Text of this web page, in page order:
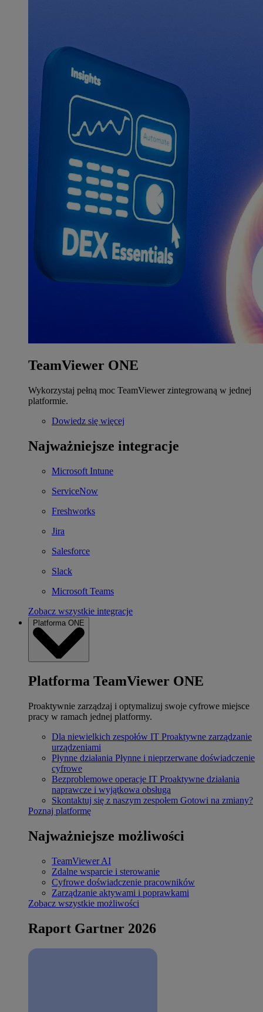
TeamViewer ONE
Wykorzystaj pełną moc TeamViewer zintegrowaną w jednej
platformie.
Dowiedz się więcej
Najważniejsze integracje
Microsoft Intune
ServiceNow
Freshworks
Jira
Salesforce
Slack
Microsoft Teams
Zobacz wszystkie integracje
Platforma ONE
Platforma TeamViewer ONE
Proaktywnie zarządzaj i optymalizuj swoje cyfrowe miejsce
pracy w ramach jednej platformy.
Dla niewielkich zespołów IT Proaktywne zarządzanie
urządzeniami
Płynne działania Płynne i nieprzerwane doświadczenie
cyfrowe
Bezproblemowe operacje IT Proaktywne działania
naprawcze i wyjątkowa obsługa
Skontaktuj się z naszym zespołem Gotowi na zmiany?
Poznaj platformę
Najważniejsze możliwości
TeamViewer AI
Zdalne wsparcie i sterowanie
Cyfrowe doświadczenie pracowników
Zarządzanie aktywami i poprawkami
Zobacz wszystkie możliwości
Raport Gartner 2026